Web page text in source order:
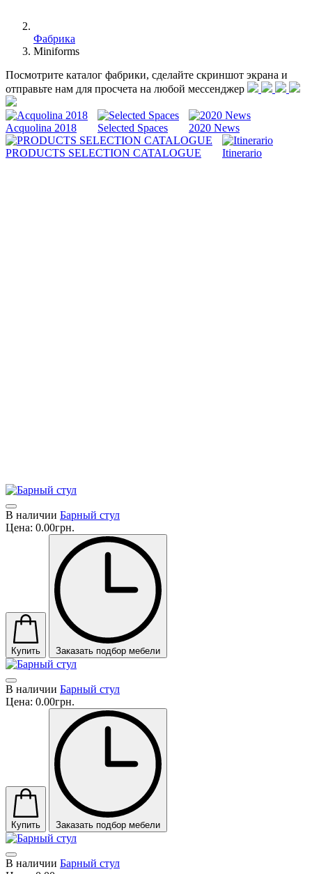
Фабрика
Miniforms
Посмотрите каталог фабрики, сделайте скриншот экрана и
отправьте нам для просчета на любой меcсенджер
Acquolina 2018 Selected Spaces 2020 News
PRODUCTS SELECTION CATALOGUE Itinerario
В наличии Барный стул
Цена: 0.00грн.
Купить Заказать подбор мебели
В наличии Барный стул
Цена: 0.00грн.
Купить Заказать подбор мебели
В наличии Барный стул